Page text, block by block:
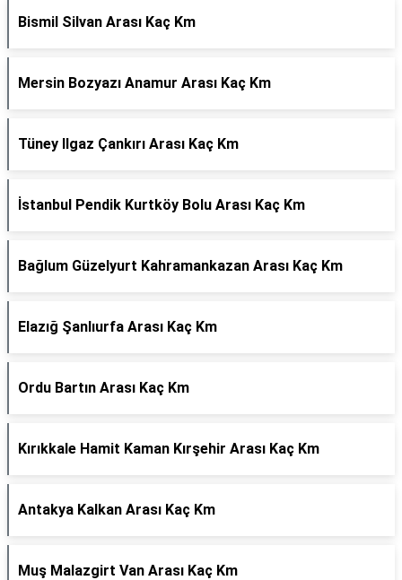
Bismil Silvan Arası Kaç Km
Mersin Bozyazı Anamur Arası Kaç Km
Tüney Ilgaz Çankırı Arası Kaç Km
İstanbul Pendik Kurtköy Bolu Arası Kaç Km
Bağlum Güzelyurt Kahramankazan Arası Kaç Km
Elazığ Şanlıurfa Arası Kaç Km
Ordu Bartın Arası Kaç Km
Kırıkkale Hamit Kaman Kırşehir Arası Kaç Km
Antakya Kalkan Arası Kaç Km
Muş Malazgirt Van Arası Kaç Km